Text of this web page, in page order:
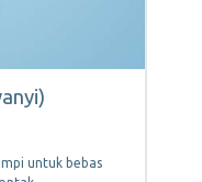
untuk bebas